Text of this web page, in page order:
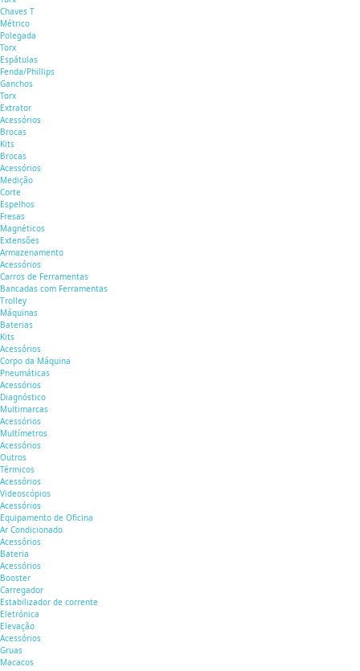
Chaves T
Métrico
Polegada
Torx
Espátulas
Fenda/Phillips
Ganchos
Torx
Extrator
Acessórios
Brocas
Kits
Brocas
Acessórios
Medição
Corte
Espelhos
Fresas
Magnéticos
Extensões
Armazenamento
Acessórios
Carros de Ferramentas
Bancadas com Ferramentas
Trolley
Máquinas
Baterias
Kits
Acessórios
Corpo da Máquina
Pneumáticas
Acessórios
Diagnóstico
Multimarcas
Acessórios
Multímetros
Acessórios
Outros
Térmicos
Acessórios
Videoscópios
Acessórios
Equipamento de Oficina
Ar Condicionado
Acessórios
Bateria
Acessórios
Booster
Carregador
Estabilizador de corrente
Eletrónica
Elevação
Acessórios
Gruas
Macacos